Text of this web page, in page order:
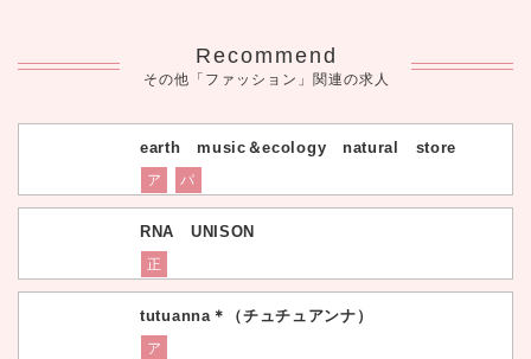
Recommend
その他「ファッション」関連の求人
earth music＆ecology natural store
ア パ
RNA UNISON
正
tutuanna＊（チュチュアンナ）
ア